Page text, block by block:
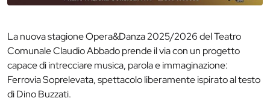
La nuova stagione Opera&Danza 2025/2026 del Teatro
Comunale Claudio Abbado prende il via con un progetto
capace di intrecciare musica, parola e immaginazione:
Ferrovia Soprelevata, spettacolo liberamente ispirato al testo
di Dino Buzzati.